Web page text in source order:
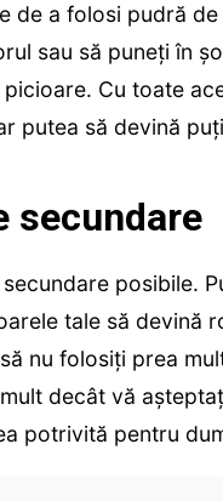
de a folosi pudră
sau să puneți în
Cu toate
putea să devină
secundare
posibile.
tale să devină
nu folosiți prea
decât vă
potrivită pentru